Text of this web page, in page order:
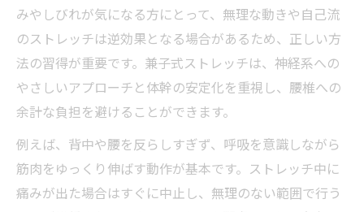
みやしびれが気になる方にとって、無理な動きや自己流
のストレッチは逆効果となる場合があるため、正しい方
法の習得が重要です。兼子式ストレッチは、神経系への
やさしいアプローチと体幹の安定化を重視し、腰椎への
余計な負担を避けることができます。
例えば、背中や腰を反らしすぎず、呼吸を意識しながら
筋肉をゆっくり伸ばす動作が基本です。ストレッチ中に
痛みが出た場合はすぐに中止し、無理のない範囲で行う